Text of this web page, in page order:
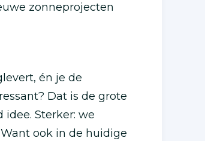
zonneprojecten
én je de
Dat is de grote
Sterker: we
ook in de huidige